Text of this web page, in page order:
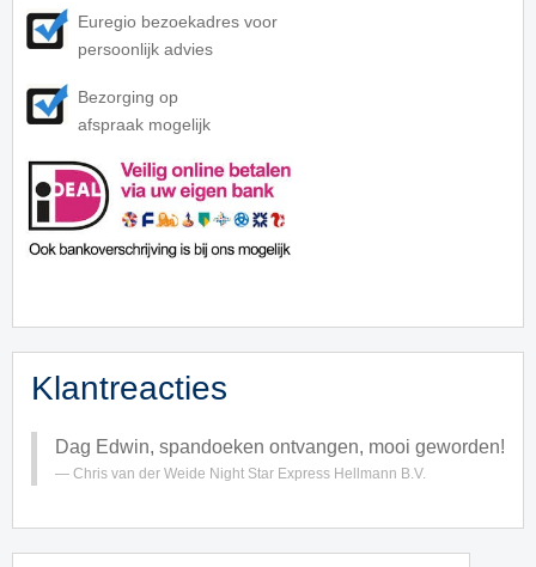
Euregio bezoekadres voor
persoonlijk advies
Bezorging op
afspraak mogelijk
Klantreacties
Dag Edwin, spandoeken ontvangen, mooi geworden!
Chris van der Weide Night Star Express Hellmann B.V.